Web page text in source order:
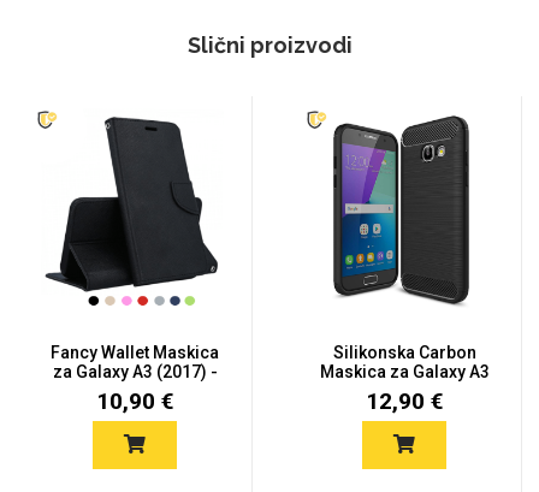
Slični proizvodi
Fancy Wallet Maskica
za Galaxy A3 (2017) -
Viš...
10,90 €
Silikonska Carbon
Maskica za Galaxy A3
(2017)
12,90 €